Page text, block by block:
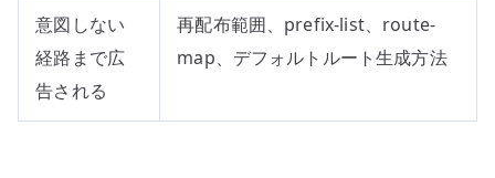
意図しない
経路まで広
告される
再配布範囲、prefix-list、route-
map、デフォルトルート生成方法